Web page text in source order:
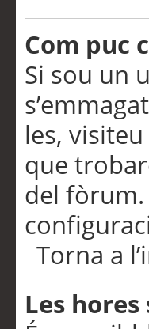
Com puc
Si sou un
les,
que
del
Torna a
Les